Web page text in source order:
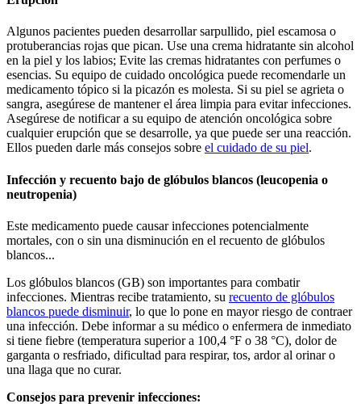
Algunos pacientes pueden desarrollar sarpullido, piel escamosa o
protuberancias rojas que pican. Use una crema hidratante sin alcohol
en la piel y los labios; Evite las cremas hidratantes con perfumes o
esencias. Su equipo de cuidado oncológica puede recomendarle un
medicamento tópico si la picazón es molesta. Si su piel se agrieta o
sangra, asegúrese de mantener el área limpia para evitar infecciones.
Asegúrese de notificar a su equipo de atención oncológica sobre
cualquier erupción que se desarrolle, ya que puede ser una reacción.
Ellos pueden darle más consejos sobre el cuidado de su piel.
Infección y recuento bajo de glóbulos blancos (leucopenia o
neutropenia)
Este medicamento puede causar infecciones potencialmente
mortales, con o sin una disminución en el recuento de glóbulos
blancos...
Los glóbulos blancos (GB) son importantes para combatir
infecciones. Mientras recibe tratamiento, su recuento de glóbulos
blancos puede disminuir, lo que lo pone en mayor riesgo de contraer
una infección. Debe informar a su médico o enfermera de inmediato
si tiene fiebre (temperatura superior a 100,4 °F o 38 °C), dolor de
garganta o resfriado, dificultad para respirar, tos, ardor al orinar o
una llaga que no curar.
Consejos para prevenir infecciones: